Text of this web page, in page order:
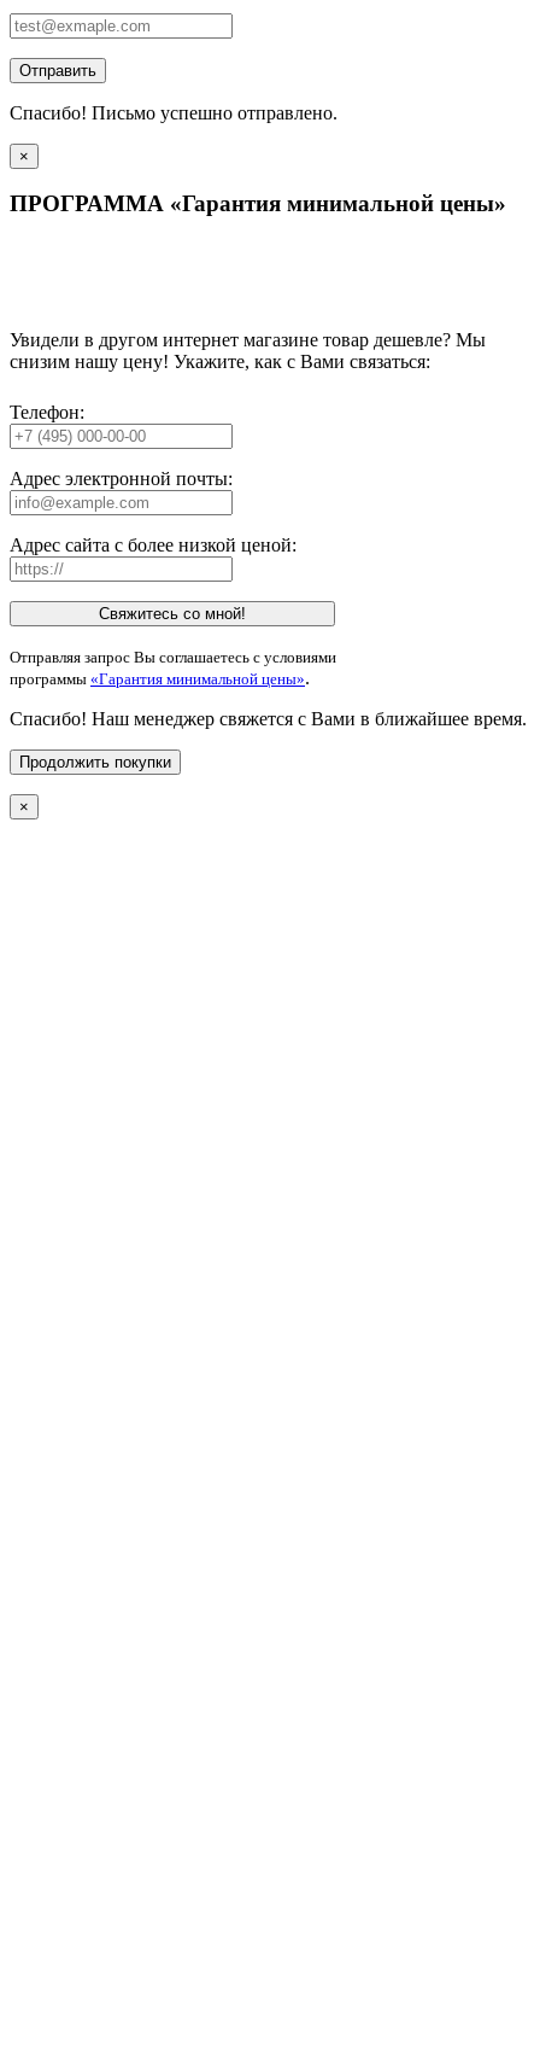
Отправить
Спасибо! Письмо успешно отправлено.
×
ПРОГРАММА «Гарантия минимальной цены»
Увидели в другом интернет магазине товар дешевле? Мы
снизим нашу цену! Укажите, как с Вами связаться:
Телефон:
Адрес электронной почты:
Адрес сайта с более низкой ценой:
Свяжитесь со мной!
Отправляя запрос Вы соглашаетесь с условиями
программы «Гарантия минимальной цены».
Спасибо! Наш менеджер свяжется с Вами в ближайшее время.
Продолжить покупки
×